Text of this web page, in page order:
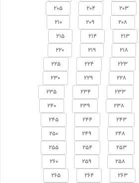
203
204
205
208
209
210
213
214
215
218
219
220
223
224
225
228
229
230
233
234
235
238
239
240
243
244
245
248
249
250
253
254
255
258
259
260
263
264
265